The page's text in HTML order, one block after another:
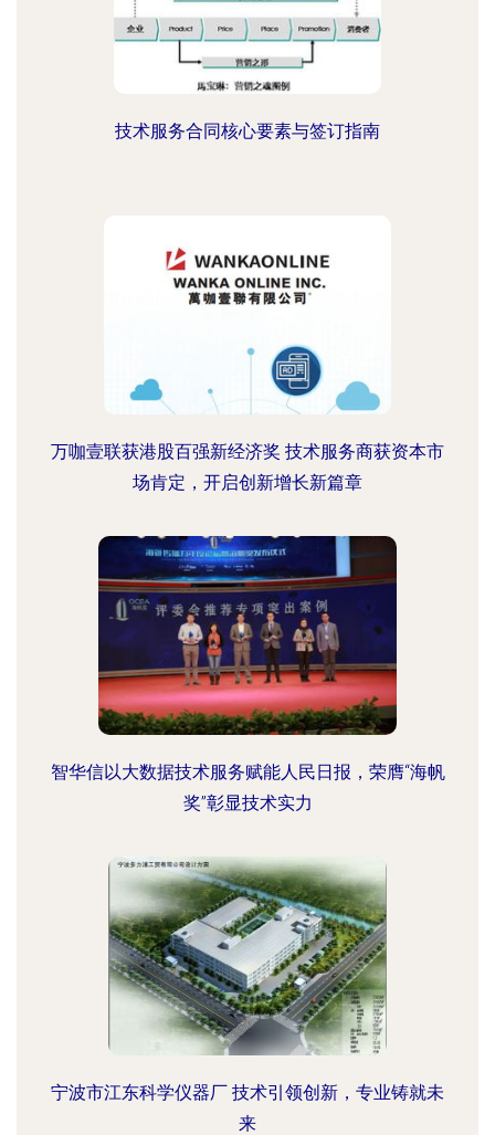
技术服务合同核心要素与签订指南
万咖壹联获港股百强新经济奖 技术服务商获资本市
场肯定，开启创新增长新篇章
智华信以大数据技术服务赋能人民日报，荣膺“海帆
奖”彰显技术实力
宁波市江东科学仪器厂 技术引领创新，专业铸就未
来